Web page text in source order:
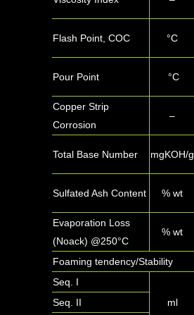
Flash Point, COC °C
Pour Point °C
Copper Strip
Corrosion
–
Total Base Number mgKOH/g
Sulfated Ash Content % wt
Evaporation Loss
(Noack) @250°C
% wt
Foaming tendency/Stability
Seq. I
ml
Seq. II